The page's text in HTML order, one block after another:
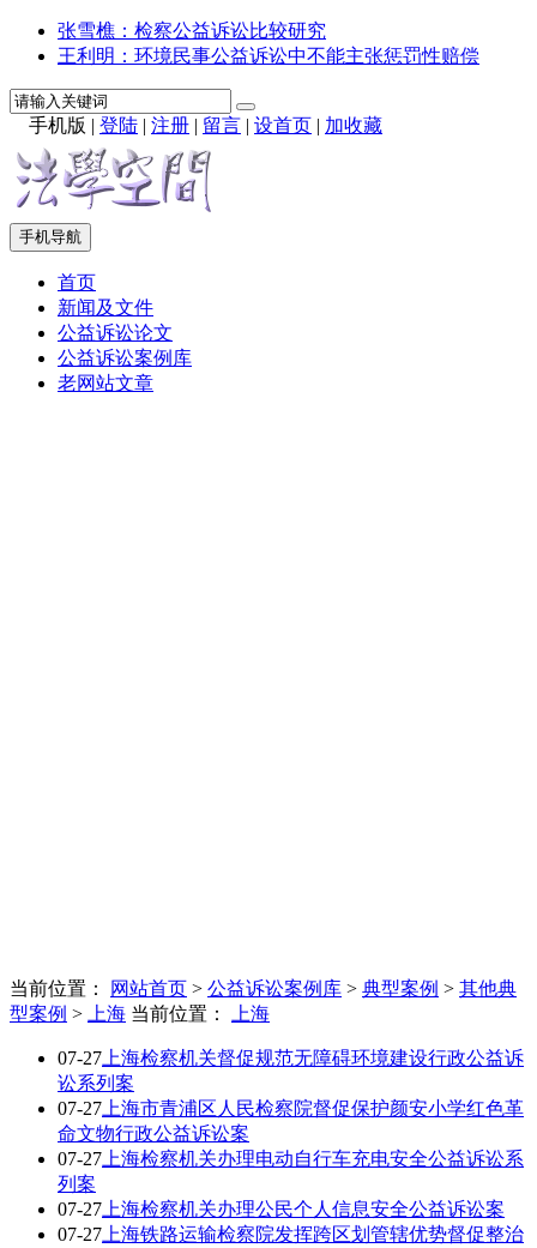
张雪樵：检察公益诉讼比较研究
王利明：环境民事公益诉讼中不能主张惩罚性赔偿
手机版 | 登陆 | 注册 | 留言 | 设首页 | 加收藏
手机导航
首页
新闻及文件
公益诉讼论文
公益诉讼案例库
老网站文章
当前位置： 网站首页 > 公益诉讼案例库 > 典型案例 > 其他典
型案例 > 上海 当前位置： 上海
07-27 上海检察机关督促规范无障碍环境建设行政公益诉
讼系列案
07-27 上海市青浦区人民检察院督促保护颜安小学红色革
命文物行政公益诉讼案
07-27 上海检察机关办理电动自行车充电安全公益诉讼系
列案
07-27 上海检察机关办理公民个人信息安全公益诉讼案
07-27 上海铁路运输检察院发挥跨区划管辖优势督促整治